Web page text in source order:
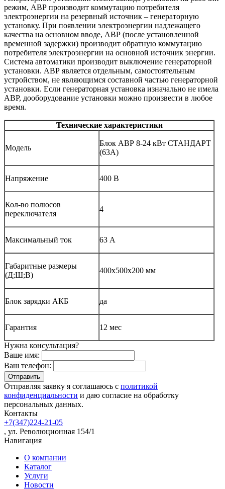
режим, АВР производит коммутацию потребителя
электроэнергии на резервный источник – генераторную
установку. При появлении электроэнергии надлежащего
качества на основном вводе, АВР (после установленной
временной задержки) производит обратную коммутацию
потребителя электроэнергии на основной источник энергии.
Система автоматики производит выключение генераторной
установки. АВР является отдельным, самостоятельным
устройством, не являющимся составной частью генераторной
установки. Если генераторная установка изначально не имела
АВР, дооборудование установки можно произвести в любое
время.
Технические характеристики
Модель
Блок АВР 8-24 кВт СТАНДАРТ
(63А)
Напряжение 400 В
Кол-во полюсов
переключателя
4
Максимальный ток 63 А
Габаритные размеры
(Д;Ш;В)
400х500х200 мм
Блок зарядки АКБ да
Гарантия 12 мес
Нужна консультация?
Ваше имя:
Ваш телефон:
Отправляя заявку я соглашаюсь с политикой
конфиденциальности и даю согласие на обработку
персональных данных.
Контакты
+7(347)224-21-05
, ул. Революционная 154/1
Навигация
О компании
Каталог
Услуги
Новости